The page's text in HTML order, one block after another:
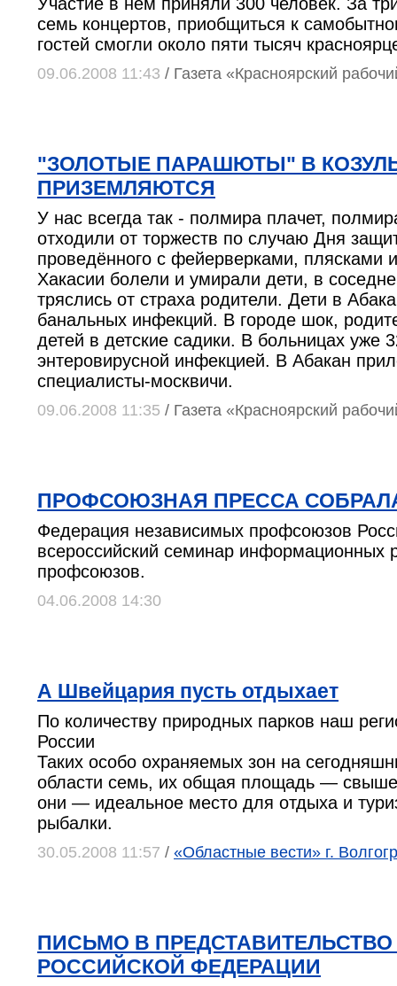
семь концертов, приобщиться к
гостей смогли около пяти тысяч
09.06.2008 11:43 / Газета «Красноярский
"ЗОЛОТЫЕ ПАРАШЮТЫ" В
ПРИЗЕМЛЯЮТСЯ
У нас всегда так - полмира плачет,
отходили от торжеств по случаю Дня
проведённого с фейерверками, плясками
Хакасии болели и умирали дети, в
тряслись от страха родители. Дети в
банальных инфекций. В городе шок,
детей в детские садики. В больницах уже
энтеровирусной инфекцией. В Абакан
специалисты-москвичи.
09.06.2008 11:35 / Газета «Красноярский
ПРОФСОЮЗНАЯ ПРЕССА
Федерация независимых профсоюзов
всероссийский семинар информационных
профсоюзов.
04.06.2008 14:30
А Швейцария пусть отдыхает
По количеству природных парков наш
России
Таких особо охраняемых зон на
области семь, их общая площадь — свыше
они — идеальное место для отдыха и
рыбалки.
30.05.2008 11:57 / «Областные вести» г.
ПИСЬМО В
РОССИЙСКОЙ ФЕДЕРАЦИИ